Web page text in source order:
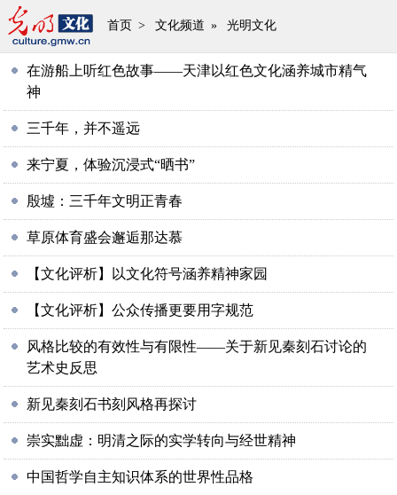
首页 > 文化频道 » 光明文化
在游船上听红色故事——天津以红色文化涵养城市精气
神
三千年，并不遥远
来宁夏，体验沉浸式“晒书”
殷墟：三千年文明正青春
草原体育盛会邂逅那达慕
【文化评析】以文化符号涵养精神家园
【文化评析】公众传播更要用字规范
风格比较的有效性与有限性——关于新见秦刻石讨论的
艺术史反思
新见秦刻石书刻风格再探讨
崇实黜虚：明清之际的实学转向与经世精神
中国哲学自主知识体系的世界性品格